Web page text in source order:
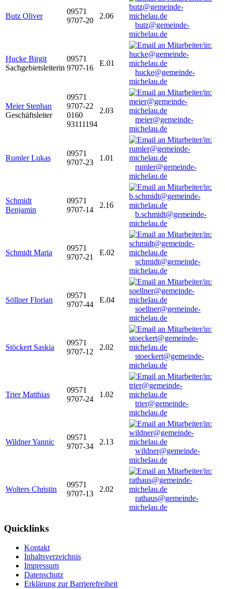
Butz Oliver
09571
9707-20
2.06
butz@gemeinde-
michelau.de
Hucke Birgit
Sachgebietsleiterin
09571
9707-16
E.01
hucke@gemeinde-
michelau.de
Meier Stephan
Geschäftsleiter
09571
9707-22
0160
93111194
2.03
meier@gemeinde-
michelau.de
Rumler Lukas
09571
9707-23
1.01
rumler@gemeinde-
michelau.de
Schmidt
Benjamin
09571
9707-14
2.16
b.schmidt@gemeinde-
michelau.de
Schmidt Maria
09571
9707-21
E.02
schmidt@gemeinde-
michelau.de
Söllner Florian
09571
9707-44
E.04
soellner@gemeinde-
michelau.de
Stöckert Saskia
09571
9707-12
2.02
stoeckert@gemeinde-
michelau.de
Trier Matthias
09571
9707-24
1.02
trier@gemeinde-
michelau.de
Wildner Yannic
09571
9707-34
2.13
wildner@gemeinde-
michelau.de
Wolters Christin
09571
9707-13
2.02
rathaus@gemeinde-
michelau.de
Quicklinks
Kontakt
Inhaltsverzeichnis
Impressum
Datenschutz
Erklärung zur Barrierefreiheit